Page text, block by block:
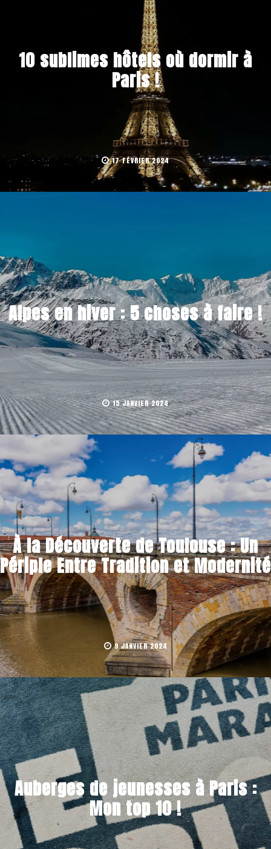
10 sublimes hôtels où dormir à
Paris !
17 FÉVRIER 2024
Alpes en hiver : 5 choses à faire !
15 JANVIER 2024
À la Découverte de Toulouse : Un
Périple Entre Tradition et Modernité
9 JANVIER 2024
Auberges de jeunesses à Paris :
Mon top 10 !